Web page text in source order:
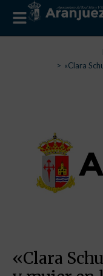
«Clara
«Clara